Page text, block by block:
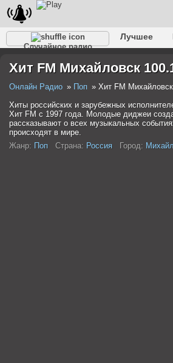
Случайное радио
Лучшее
Разговорное
Рэп Транс
Хит FM Михайловск
Онлайн Радио Поп
Хит FM
Хиты российских и зарубежных
Хит FM с 1997 года. Молодые диджеи
рассказывают о всех музыкальных
происходят в мире.
Жанр: Поп Страна: Россия Город: